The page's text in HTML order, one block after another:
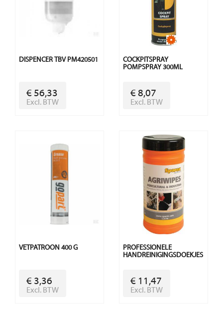
DISPENCER TBV PM420501
€ 56,33
Excl. BTW
COCKPITSPRAY
POMPSPRAY 300ML
€ 8,07
Excl. BTW
VETPATROON 400 G
€ 3,36
Excl. BTW
PROFESSIONELE
HANDREINIGINGSDOEKJES
€ 11,47
Excl. BTW